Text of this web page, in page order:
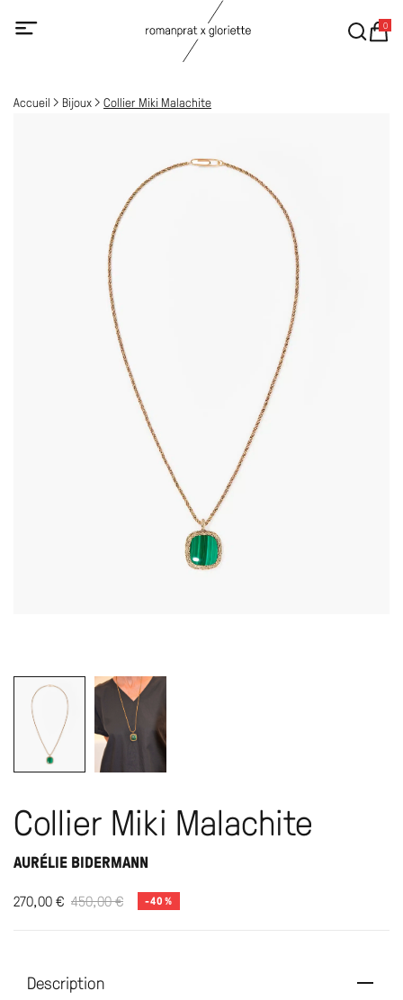
0
Accueil Bijoux Collier Miki Malachite
Collier Miki Malachite
AURÉLIE BIDERMANN
270,00€ 450,00€ -40%
Description